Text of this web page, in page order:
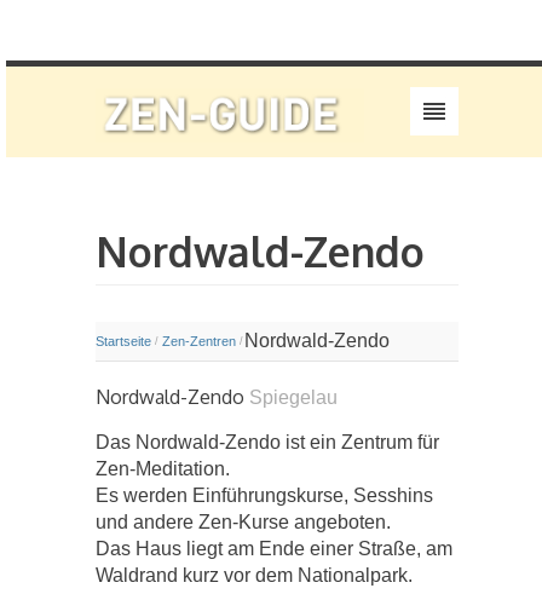
Nordwald-Zendo
Startseite / Zen-Zentren / Nordwald-Zendo
Nordwald-Zendo Spiegelau
Das Nordwald-Zendo ist ein Zentrum für
Zen-Meditation.
Es werden Einführungskurse, Sesshins
und andere Zen-Kurse angeboten.
Das Haus liegt am Ende einer Straße, am
Waldrand kurz vor dem Nationalpark.